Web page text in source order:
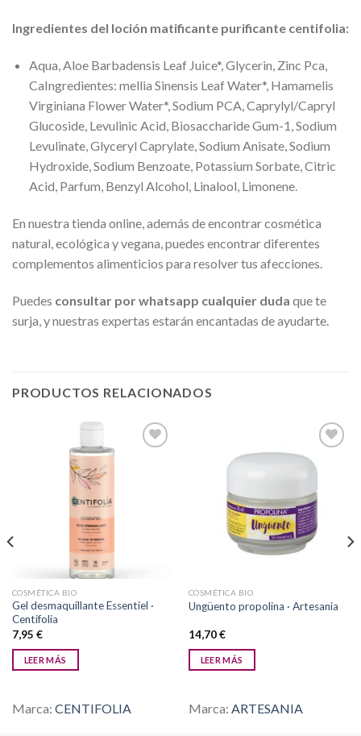
Ingredientes del loción matificante purificante centifolia:
Aqua, Aloe Barbadensis Leaf Juice*, Glycerin, Zinc Pca,
CaIngredientes: mellia Sinensis Leaf Water*, Hamamelis
Virginiana Flower Water*, Sodium PCA, Caprylyl/Capryl
Glucoside, Levulinic Acid, Biosaccharide Gum-1, Sodium
Levulinate, Glyceryl Caprylate, Sodium Anisate, Sodium
Hydroxide, Sodium Benzoate, Potassium Sorbate, Citric
Acid, Parfum, Benzyl Alcohol, Linalool, Limonene.
En nuestra tienda online, además de encontrar cosmética
natural, ecológica y vegana, puedes encontrar diferentes
complementos alimenticios para resolver tus afecciones.
Puedes consultar por whatsapp cualquier duda que te
surja, y nuestras expertas estarán encantadas de ayudarte.
PRODUCTOS RELACIONADOS
COSMÉTICA BIO
Gel desmaquillante Essentiel ·
Centifolia
7,95 €
LEER MÁS
Marca: CENTIFOLIA
lista de
deseos
COSMÉTICA BIO
Ungüento propolina · Artesania
14,70€
LEER MÁS
Marca: ARTESANIA